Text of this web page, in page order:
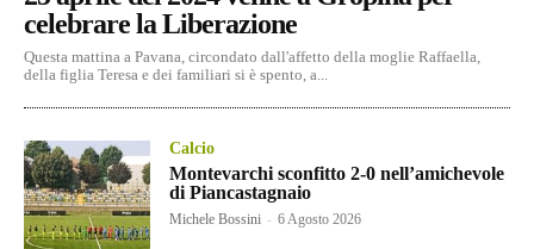
celebrare la Liberazione
Questa mattina a Pavana, circondato dall'affetto della moglie Raffaella,
della figlia Teresa e dei familiari si è spento, a...
Calcio
Montevarchi sconfitto 2-0 nell’amichevole
di Piancastagnaio
Michele Bossini - 6 Agosto 2026